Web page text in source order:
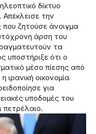
δίκτυο
Απέκλεισε την
ζητούσε άνοιγμα
άρση του
τα
υποστήριξε ότι ο
μέσο πίεσης από
ιρανική οικονομία
για
υποδομές του
πετρέλαιο.